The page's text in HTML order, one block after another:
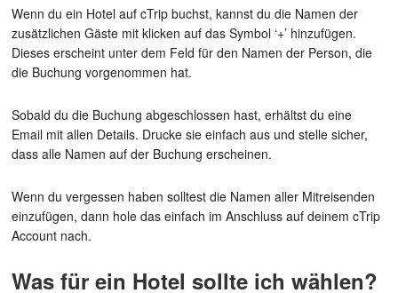
Wenn du ein Hotel auf cTrip buchst, kannst du die Namen der
zusätzlichen Gäste mit klicken auf das Symbol ‘+’ hinzufügen.
Dieses erscheint unter dem Feld für den Namen der Person, die
die Buchung vorgenommen hat.
Sobald du die Buchung abgeschlossen hast, erhältst du eine
Email mit allen Details. Drucke sie einfach aus und stelle sicher,
dass alle Namen auf der Buchung erscheinen.
Wenn du vergessen haben solltest die Namen aller Mitreisenden
einzufügen, dann hole das einfach im Anschluss auf deinem cTrip
Account nach.
Was für ein Hotel sollte ich wählen?